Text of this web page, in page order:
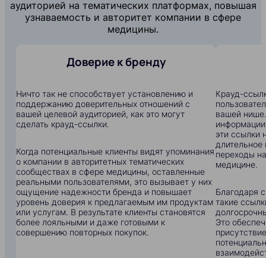
аудиторией на тематических платформах, повышая
узнаваемость и авторитет компании в сфере
медицины.
Доверие к бренду
Ничто так не способствует установлению и
поддержанию доверительных отношений с
вашей целевой аудиторией, как это могут
сделать крауд-ссылки.
Когда потенциальные клиенты видят упоминания
о компании в авторитетных тематических
сообществах в сфере медицины, оставленные
реальными пользователями, это вызывает у них
ощущение надежности бренда и повышает
уровень доверия к предлагаемым им продуктам
или услугам. В результате клиенты становятся
более лояльными и даже готовыми к
совершению повторных покупок.
Крауд-
вашей
эти ссылки
переходы
медицине.
Благодаря
такие
Это